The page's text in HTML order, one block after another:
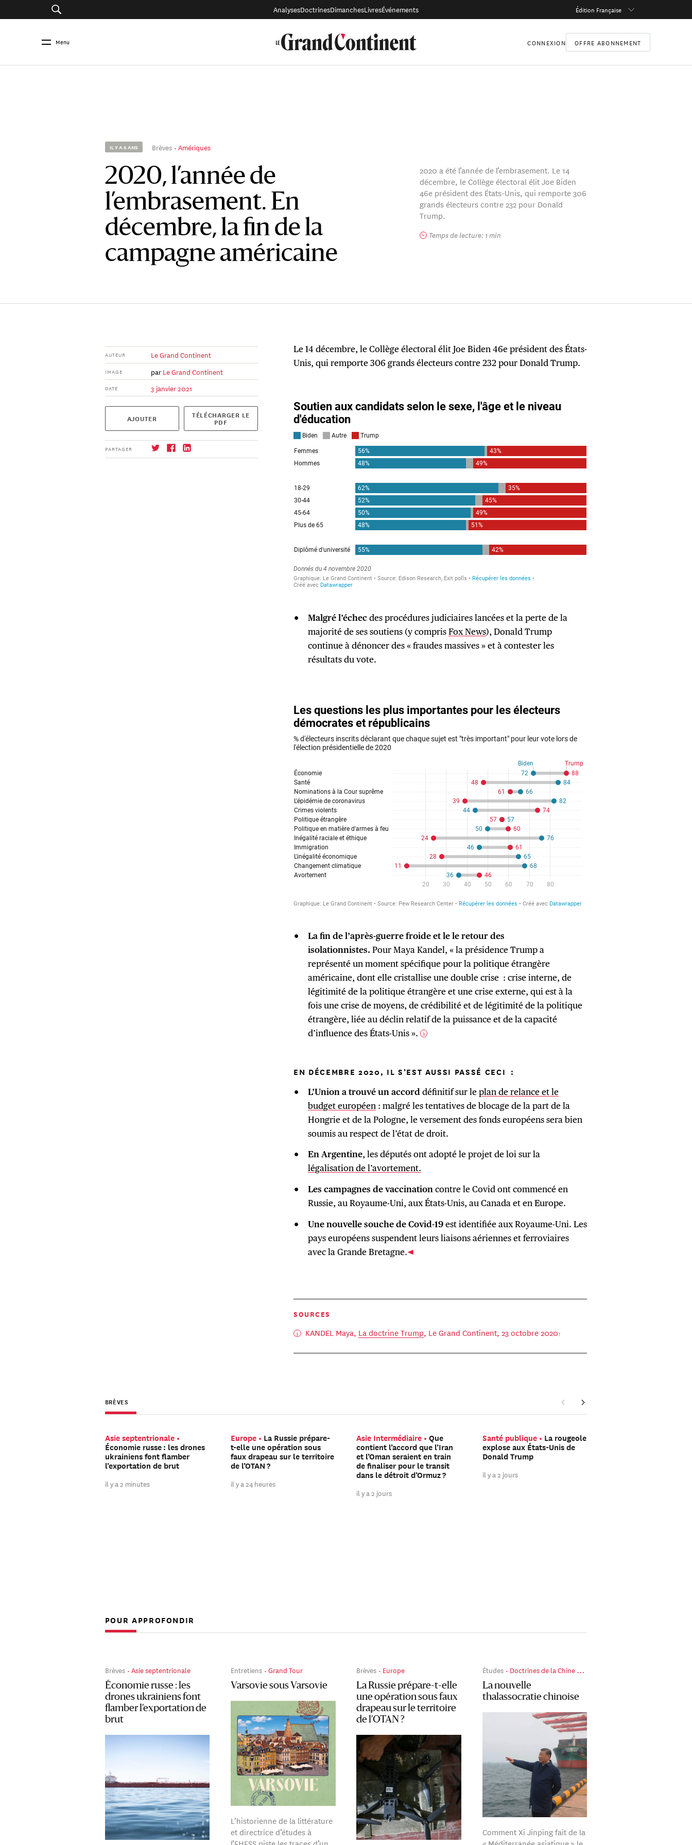
AnalysesDoctrinesDimanchesLivresÉvénements Édition Française
Menu CONNEXION OFFRE ABONNEMENT
IL Y A 6 ANS Brèves Amériques
2020, l’année de
l’embrasement. En
décembre, la fin de la
campagne américaine
2020 a été l’année de l’embrasement. Le 14
décembre, le Collège électoral élit Joe Biden
46e président des États-Unis, qui remporte 306
grands électeurs contre 232 pour Donald
Trump.
Temps de lecture: 1 min
AUTEUR Le Grand Continent
IMAGE parLe Grand Continent
DATE 3 janvier 2021
AJOUTER TÉLÉCHARGER LE
PDF
PARTAGER
Le 14 décembre, le Collège électoral élit Joe Biden 46e président des États-
Unis, qui remporte 306 grands électeurs contre 232 pour Donald Trump.
Malgré l’échecdes procédures judiciaires lancées et la perte de la
majorité de ses soutiens (y comprisFox News), Donald Trump
continue à dénoncer des « fraudes massives » et à contester les
résultats du vote.
La fin de l’après-guerre froide et le le retour des
isolationnistes. Pour Maya Kandel, « la présidence Trump a
représenté un moment spécifique pour la politique étrangère
américaine, dont elle cristallise une double crise : crise interne, de
légitimité de la politique étrangère et une crise externe, qui est à la
fois une crise de moyens, de crédibilité et de légitimité de la politique
étrangère, liée au déclin relatif de la puissance et de la capacité
d’influence des États-Unis ».
1
EN DÉCEMBRE 2020, IL S’EST AUSSI PASSÉ CECI :
L’Union a trouvé un accord définitif sur leplan de relance et le
budget européen : malgré les tentatives de blocage de la part de la
Hongrie et de la Pologne, le versement des fonds européens sera bien
soumis au respect de l’état de droit.
En Argentine, les députés ont adopté le projet de loi sur la
légalisation de l’avortement.
Les campagnes de vaccinationcontre le Covid ont commencé en
Russie, au Royaume-Uni, aux États-Unis, au Canada et en Europe.
Une nouvelle souche de Covid-19est identifiée aux Royaume-Uni. Les
pays européens suspendent leurs liaisons aériennes et ferroviaires
avec la Grande Bretagne.
SOURCES
KANDEL Maya, La doctrine Trump, Le Grand Continent, 23 octobre 2020
BRÈVES
Asie septentrionale
Économie russe : les drones
ukrainiens font flamber
l’exportation de brut
il y a 2 minutes
Europe
La Russie prépare-
t-elle une opération sous
faux drapeau sur le territoire
de l’OTAN ?
il y a 24 heures
Asie Intermédiaire
Que
contient l’accord que l’Iran
et l’Oman seraient en train
de finaliser pour le transit
dans le détroit d’Ormuz ?
il y a 2 jours
Santé publique
La rougeole
explose aux États-Unis de
Donald Trump
il y a 2 jours
POUR APPROFONDIR
Brèves Asie septentrionale
Économie russe : les
drones ukrainiens font
flamber l’exportation de
brut
Entretiens Grand Tour
Varsovie sous Varsovie
L’historienne de la littérature
et directrice d’études à
Brèves Europe
La Russie prépare-t-elle
une opération sous faux
drapeau sur le territoire
de l’OTAN ?
Études Doctrines de la Chine de Xi Jinping
La nouvelle
thalassocratie chinoise
Comment Xi Jinping fait de la